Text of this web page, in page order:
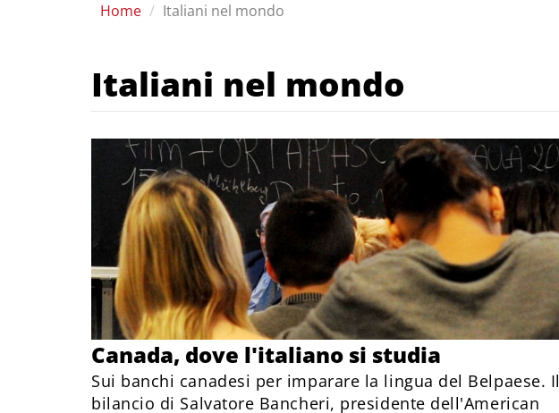
Home Italiani nel mondo
Italiani nel mondo
Canada, dove l'italiano si studia
Sui banchi canadesi per imparare la lingua del Belpaese. Il
bilancio di Salvatore Bancheri, presidente dell'American